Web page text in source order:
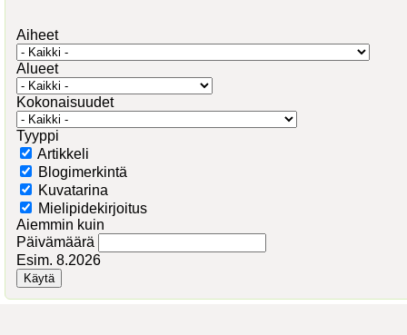
Aiheet
Alueet
Kokonaisuudet
Tyyppi
Artikkeli
Blogimerkintä
Kuvatarina
Mielipidekirjoitus
Aiemmin kuin
Päivämäärä
Esim. 8.2026